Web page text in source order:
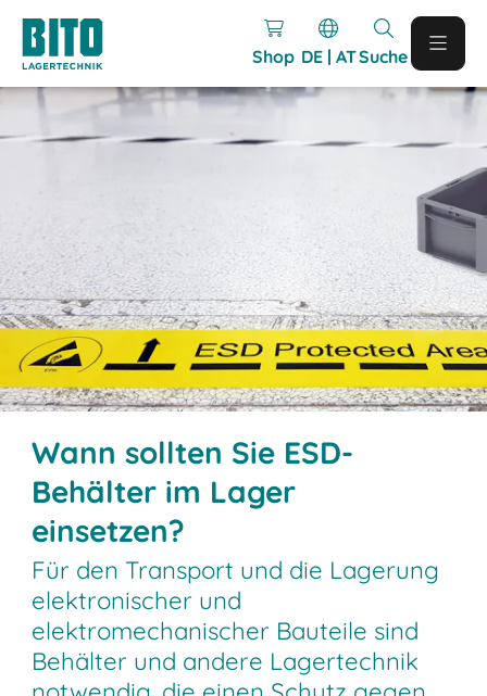
Shop DE | ATSuche
Wann sollten Sie ESD-
Behälter im Lager
einsetzen?
Für den Transport und die Lagerung
elektronischer und
elektromechanischer Bauteile sind
Behälter und andere Lagertechnik